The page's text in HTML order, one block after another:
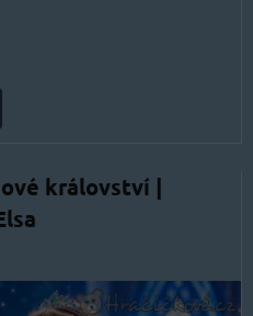
království |